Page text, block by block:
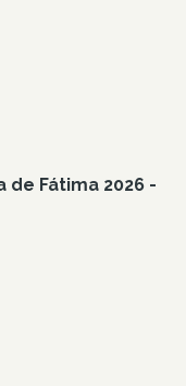
de Fátima 2026 -